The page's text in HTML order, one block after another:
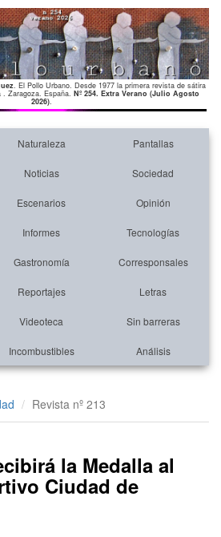
. El Pollo Urbano. Desde 1977 la primera revista de sátira
Zaragoza. España. Nº 254. Extra Verano (Julio Agosto
2026).
Naturaleza Pantallas
Noticias Sociedad
Escenarios Opinión
Informes Tecnologías
Gastronomía Corresponsales
Reportajes Letras
Videoteca Sin barreras
Incombustibles Análisis
Revista nº 213
la Medalla al
Ciudad de